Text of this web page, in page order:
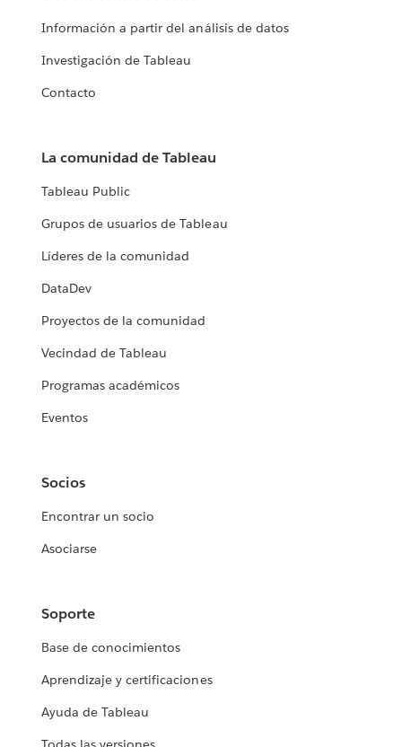
Información a partir del análisis de datos
Investigación de Tableau
Contacto
La comunidad de Tableau
Tableau Public
Grupos de usuarios de Tableau
Líderes de la comunidad
DataDev
Proyectos de la comunidad
Vecindad de Tableau
Programas académicos
Eventos
Socios
Encontrar un socio
Asociarse
Soporte
Base de conocimientos
Aprendizaje y certificaciones
Ayuda de Tableau